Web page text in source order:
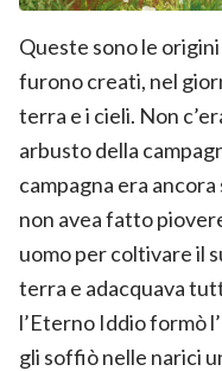
Queste sono le
furono creati, nel
terra e i cieli. Non
arbusto della
campagna era
non avea fatto
uomo per coltivare il
terra e adacquava
l’Eterno Iddio formò
gli soffiò nelle narici